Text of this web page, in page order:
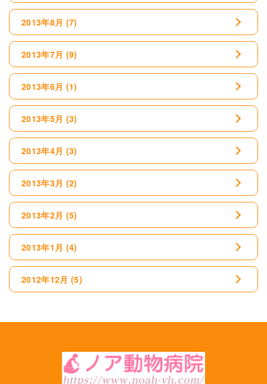
2013年8月 (7)
2013年7月 (9)
2013年6月 (1)
2013年5月 (3)
2013年4月 (3)
2013年3月 (2)
2013年2月 (5)
2013年1月 (4)
2012年12月 (5)